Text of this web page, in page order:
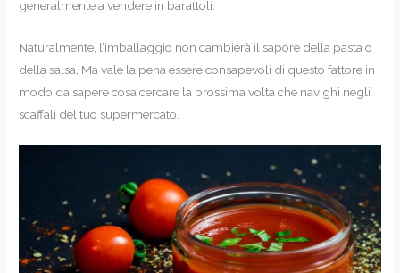
generalmente a vendere in barattoli.
Naturalmente, l’imballaggio non cambierà il sapore della pasta o
della salsa, Ma vale la pena essere consapevoli di questo fattore in
modo da sapere cosa cercare la prossima volta che navighi negli
scaffali del tuo supermercato.